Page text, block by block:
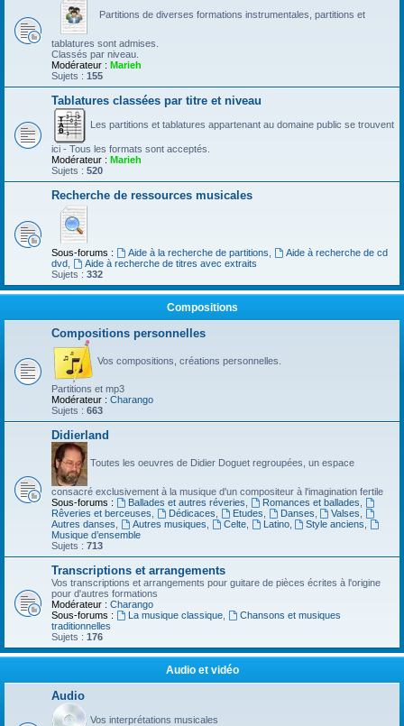
Partitions de diverses formations instrumentales, partitions et
tablatures sont admises.
Classés par niveau.
Modérateur : Marieh
Sujets : 155
Tablatures classées par titre et niveau
Les partitions et tablatures appartenant au domaine public se trouvent
ici - Tous les formats sont acceptés.
Modérateur : Marieh
Sujets : 520
Recherche de ressources musicales
Sous-forums : Aide à la recherche de partitions
Aide à recherche de cd
dvd
Aide à recherche de titres avec extraits
Sujets : 332
Compositions
Compositions personnelles
Vos compositions, créations personnelles.
Partitions et mp3
Modérateur : Charango
Sujets : 663
Didierland
Toutes les oeuvres de Didier Doguet regroupées, un espace
consacré exclusivement à la musique d'un compositeur à l'imagination fertile
Sous-forums :
Ballades et autres réveries Romances et ballades
Rêveries et berceuses
Dédicaces Etudes Danses Valses
Autres danses
Autres musiques Celte, Latino, Style anciens
Musique d’ensemble
Sujets : 713
Transcriptions et arrangements
Vos transcriptions et arrangements pour guitare de pièces écrites à l'origine
pour d'autres formations
Modérateur : Charango
Sous-forums :
La musique classique,
Chansons et musiques
traditionnelles
Sujets : 176
Audio et vidéo
Audio
Vos interprétations musicales